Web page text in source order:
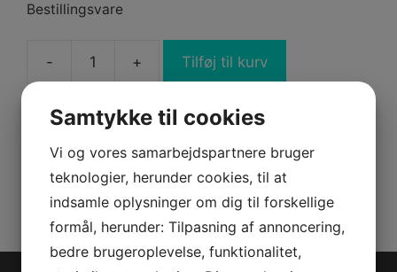
Bestillingsvare
-
ROOF
SSP
+ Tilføj til kurv
Varenummer (SKU):715007364
Kategorier:
Accessories Reservedele
Samtykke til cookies
Vi og vores samarbejdspartnere bruger
teknologier, herunder cookies, til at
indsamle oplysninger om dig til forskellige
formål, herunder: Tilpasning af annoncering,
bedre brugeroplevelse, funktionalitet,